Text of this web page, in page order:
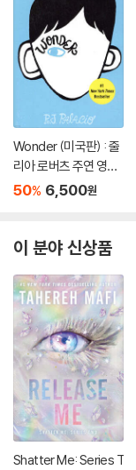
Wonder (미국판) : 줄
리아 로버츠 주연 영화
'원더' 원작 소설
50% 6,500원
이 분야 신상품
Shatter Me: Series T